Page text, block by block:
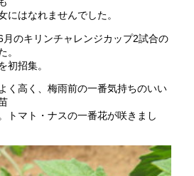
にはなれませんでした。
月のキリンチャレンジカップ2試合の
。
初招集。
く高く、梅雨前の一番気持ちのいい
トマト・ナスの一番花が咲きまし